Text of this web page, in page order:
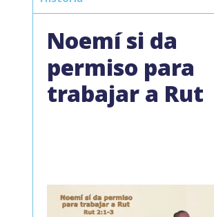
Noemí si da
permiso para
trabajar a Rut